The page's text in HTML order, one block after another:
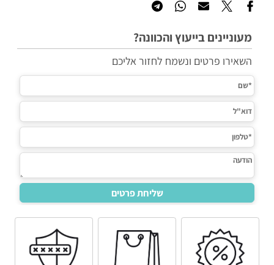
מעוניינים בייעוץ והכוונה?
השאירו פרטים ונשמח לחזור אליכם